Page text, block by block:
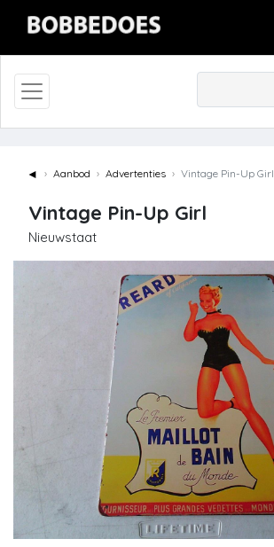
◄ Aanbod Advertenties Vintage Pin-Up Girl
Vintage Pin-Up Girl
Nieuwstaat